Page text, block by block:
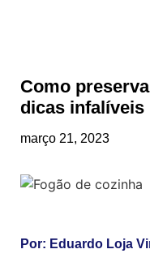
Como
dicas infalíveis
março 21, 2023
Por: Eduardo Loja